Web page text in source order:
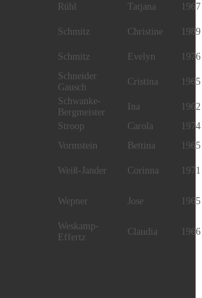
Rühl Tatjana 1967
Schmitz Christine 1989
Schmitz Evelyn
1976
Schneider
Gausch
Cristina
1965
Schwanke-
Bergmeister
Ina
1962
Stroop
Carola
1974
Vormstein
Bettina 1965
Weiß-Jander Corinna 1971
Wepner Jose 1965
Weskamp-
Effertz
Claudia 1966